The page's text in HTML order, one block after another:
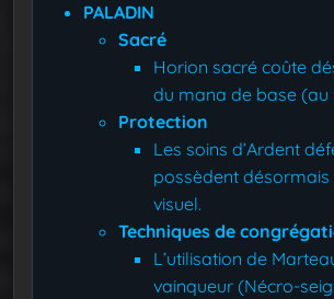
PALADIN
Sacré
Horion sacré coûte
du mana de base (au
Protection
Les soins d’Ardent
possèdent
visuel.
Techniques de
L’utilisation de
vainqueur (Nécro-